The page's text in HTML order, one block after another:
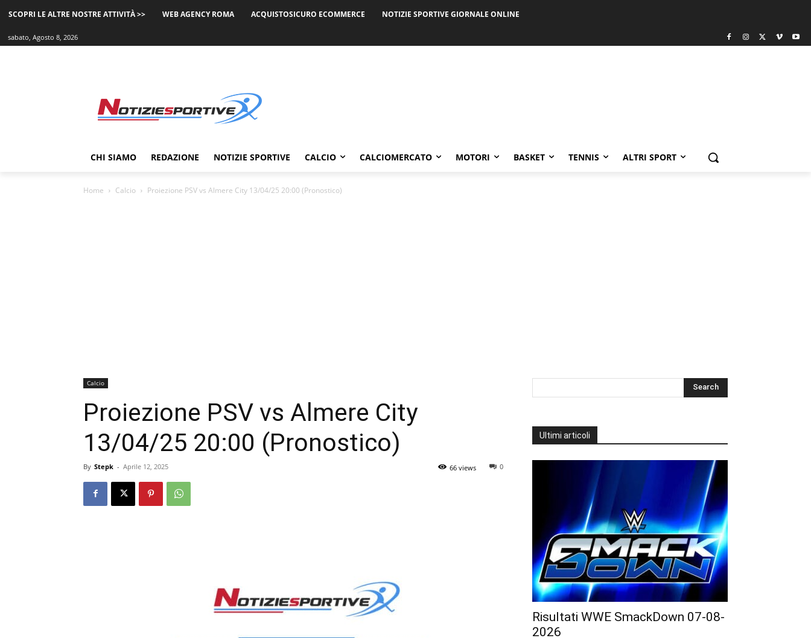
SCOPRI LE ALTRE NOSTRE ATTIVITÀ >> WEB AGENCY ROMA ACQUISTOSICURO ECOMMERCE NOTIZIE SPORTIVE GIORNALE ONLINE
sabato, Agosto 8, 2026
CHI SIAMO REDAZIONE NOTIZIE SPORTIVE CALCIO CALCIOMERCATO MOTORI BASKET TENNIS ALTRI SPORT
Home Calcio Proiezione PSV vs Almere City 13/04/25 20:00 (Pronostico)
Calcio
Proiezione PSV vs Almere City
13/04/25 20:00 (Pronostico)
By Stepk - Aprile 12, 2025 0
66 views
Ultimi articoli
Risultati WWE SmackDown 07-08-
2026